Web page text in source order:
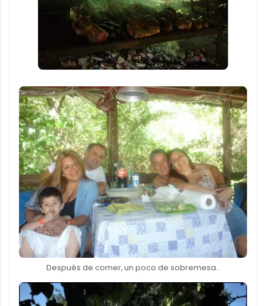
Después de comer, un poco de sobremesa..